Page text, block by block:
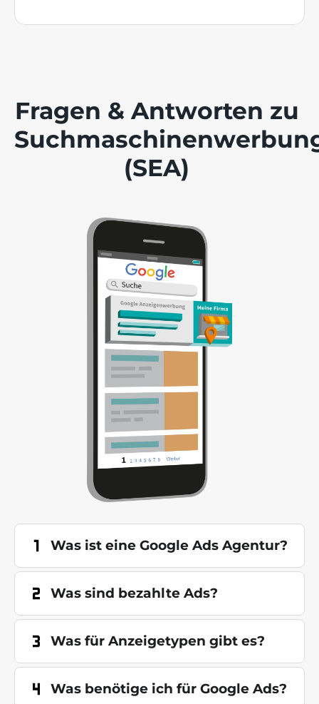
Fragen & Antworten zu
(SEA)
Was ist eine Google Ads Agentur?
Was sind bezahlte Ads?
Was für Anzeigetypen gibt es?
Was benötige ich für Google Ads?